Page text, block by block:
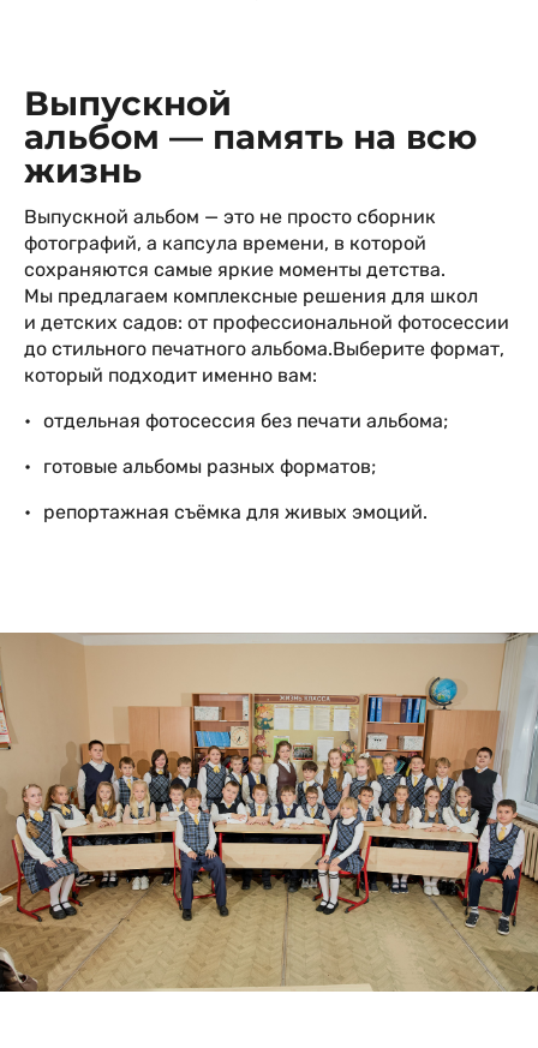
Выпускной
альбом — память на всю
жизнь
Выпускной альбом — это не просто сборник
фотографий, а капсула времени, в которой
сохраняются самые яркие моменты детства.
Мы предлагаем комплексные решения для школ
и детских садов: от профессиональной фотосессии
до стильного печатного альбома.Выберите формат,
который подходит именно вам:
отдельная фотосессия без печати альбома;
готовые альбомы разных форматов;
репортажная съёмка для живых эмоций.